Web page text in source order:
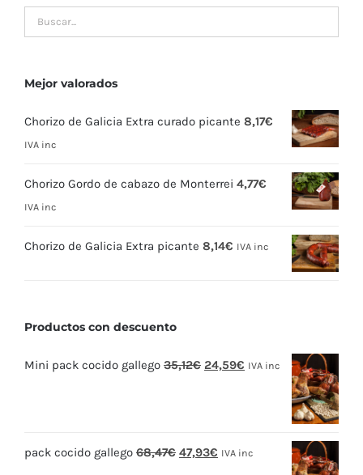
Mejor valorados
Chorizo de Galicia Extra curado picante 8,17€
IVA inc
Chorizo Gordo de cabazo de Monterrei 4,77€
IVA inc
Chorizo de Galicia Extra picante 8,14€ IVA inc
Productos con descuento
Mini pack cocido gallego 35,12€ El
35,12€.
24,59€ El
24,59€.
IVA inc
pack cocido gallego 68,47€ El
47,93€ El
IVA inc